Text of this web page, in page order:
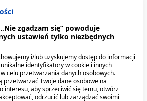
Pokaż więcej
zgadzam się” powoduje
ustawień tylko niezbędnych
i/lub uzyskujemy dostęp do informacji
identyfikatory w cookie i innych
celu przetwarzania danych osobowych.
przetwarzać Twoje dane osobowe na
interesu, aby sprzeciwić się temu, otwórz
odrzucić lub zarządzać swoimi